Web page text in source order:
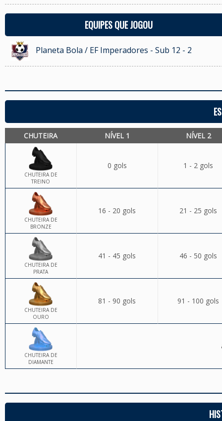
EQUIPES QUE JOGOU
Planeta Bola / EF Imperadores - Sub 12 - 2
CHUTEIRA NÍVEL 1 NÍVEL 2
CHUTEIRA DE
TREINO
0 gols 1 - 2 gols
CHUTEIRA DE
BRONZE
16 - 20 gols 21 - 25 gols
CHUTEIRA DE
PRATA
41 - 45 gols 46 - 50 gols
CHUTEIRA DE
OURO
81 - 90 gols 91 - 100 gols
CHUTEIRA DE
DIAMANTE